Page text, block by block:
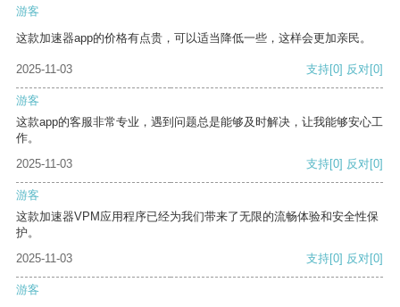
游客
这款加速器app的价格有点贵，可以适当降低一些，这样会更加亲民。
2025-11-03 支持[0] 反对[0]
游客
这款app的客服非常专业，遇到问题总是能够及时解决，让我能够安心工
作。
2025-11-03
支持[0] 反对[0]
游客
这款加速器VPM应用程序已经为我们带来了无限的流畅体验和安全性保
护。
2025-11-03
支持[0] 反对[0]
游客